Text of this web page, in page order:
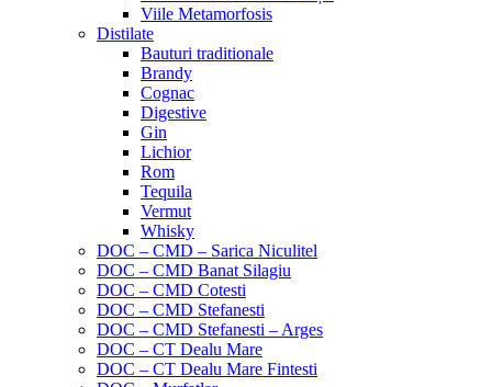
Viile Metamorfosis
Distilate
Bauturi traditionale
Brandy
Cognac
Digestive
Gin
Lichior
Rom
Tequila
Vermut
Whisky
DOC – CMD – Sarica Niculitel
DOC – CMD Banat Silagiu
DOC – CMD Cotesti
DOC – CMD Stefanesti
DOC – CMD Stefanesti – Arges
DOC – CT Dealu Mare
DOC – CT Dealu Mare Fintesti